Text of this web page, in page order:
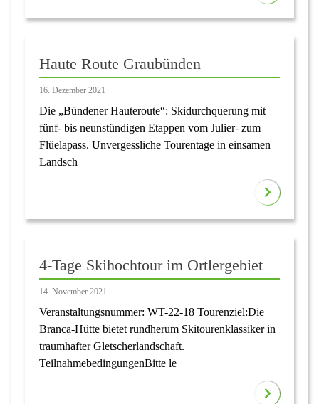
Haute Route Graubünden
16. Dezember 2021
Die „Bündener Hauteroute“: Skidurchquerung mit
fünf- bis neunstündigen Etappen vom Julier- zum
Flüelapass. Unvergessliche Tourentage in einsamen
Landsch
4-Tage Skihochtour im Ortlergebiet
14. November 2021
Veranstaltungsnummer: WT-22-18 Tourenziel:Die
Branca-Hütte bietet rundherum Skitourenklassiker in
traumhafter Gletscherlandschaft.
TeilnahmebedingungenBitte le